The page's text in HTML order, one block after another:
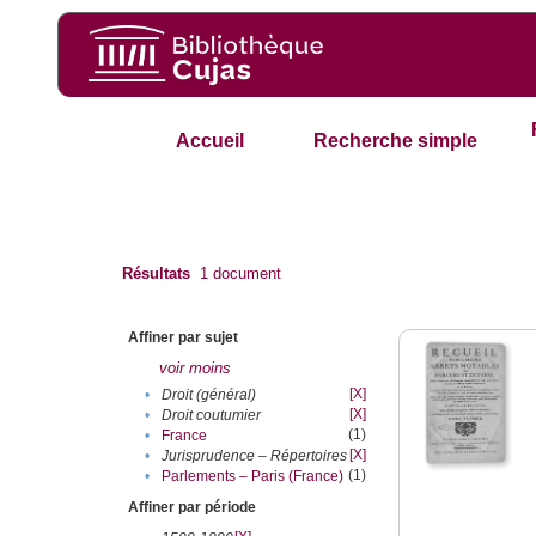
Accueil Recherche simple
Résultats 1 document
Affiner par sujet
voir moins
• Droit (général)
[X]
•
Droit coutumier
[X]
•
France
(1)
•
Jurisprudence – Répertoires [X]
•
Parlements – Paris (France) (1)
Affiner par période